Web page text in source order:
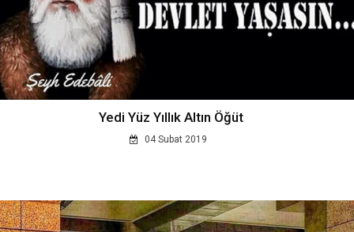
Yedi Yüz Yıllık Altın Öğüt
04 Subat 2019